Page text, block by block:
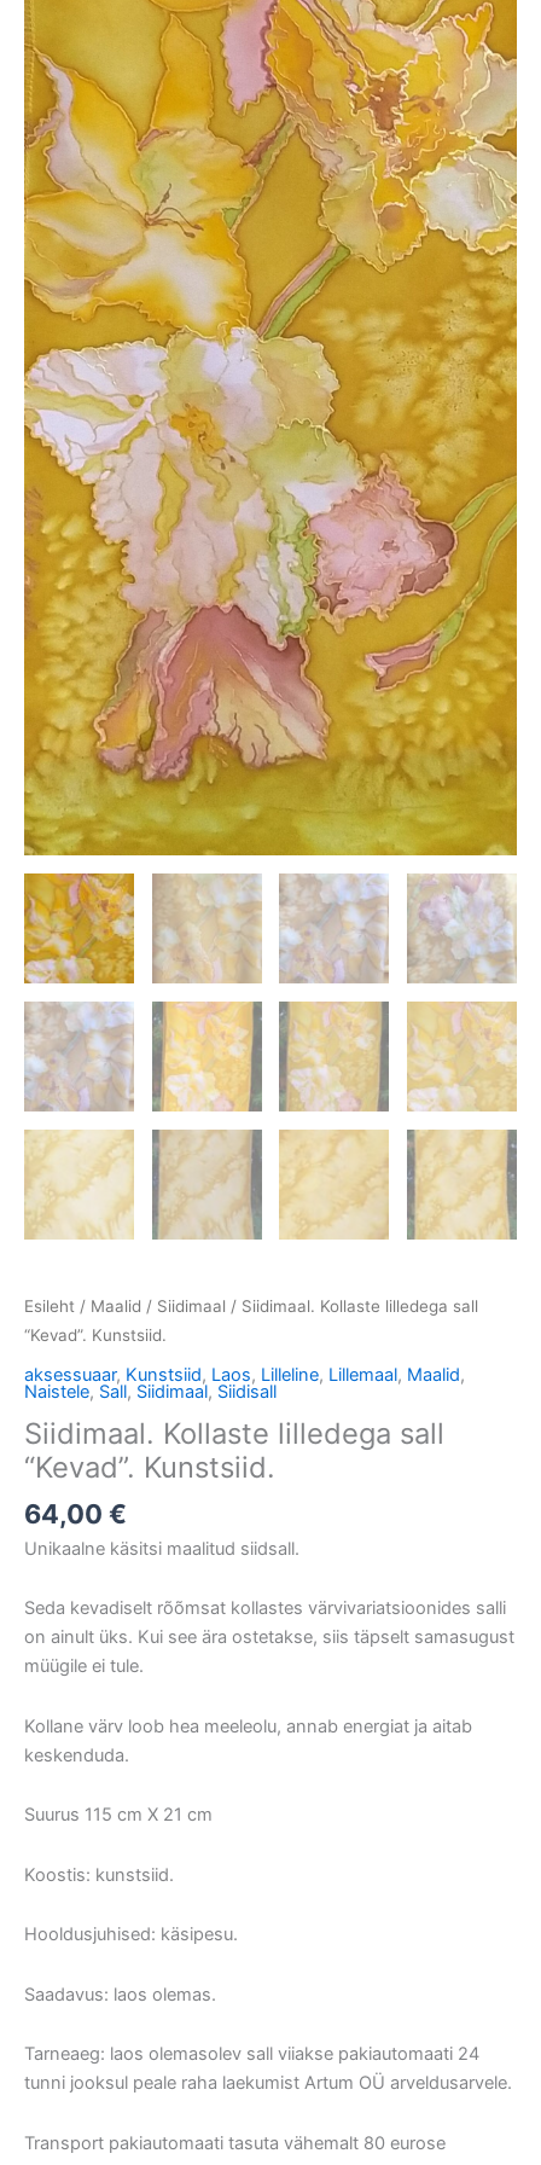
Esileht / Maalid / Siidimaal / Siidimaal. Kollaste lilledega sall
“Kevad”. Kunstsiid.
aksessuaar, Kunstsiid, Laos, Lilleline, Lillemaal, Maalid,
Naistele, Sall, Siidimaal, Siidisall
Siidimaal. Kollaste lilledega sall
“Kevad”. Kunstsiid.
64,00 €
Unikaalne käsitsi maalitud siidsall.
Seda kevadiselt rõõmsat kollastes värvivariatsioonides salli
on ainult üks. Kui see ära ostetakse, siis täpselt samasugust
müügile ei tule.
Kollane värv loob hea meeleolu, annab energiat ja aitab
keskenduda.
Suurus 115 cm X 21 cm
Koostis: kunstsiid.
Hooldusjuhised: käsipesu.
Saadavus: laos olemas.
Tarneaeg: laos olemasolev sall viiakse pakiautomaati 24
tunni jooksul peale raha laekumist Artum OÜ arveldusarvele.
Transport pakiautomaati tasuta vähemalt 80 eurose